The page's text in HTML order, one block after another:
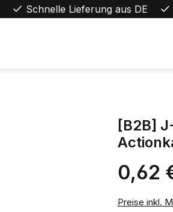
Schnelle Lieferung aus DE
[B2B]
Regulärer
0,62
Preise inkl.